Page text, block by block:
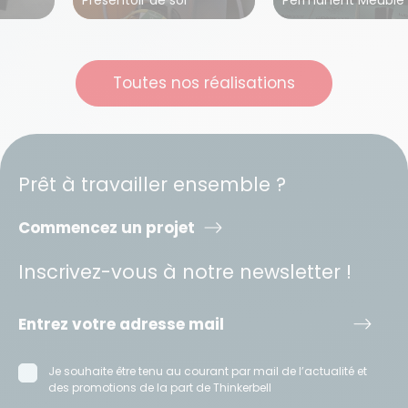
Toutes nos réalisations
Prêt à travailler ensemble ?
Commencez un projet
Inscrivez-vous à notre newsletter !
Je souhaite être tenu au courant par mail de l’actualité et
des promotions de la part de Thinkerbell